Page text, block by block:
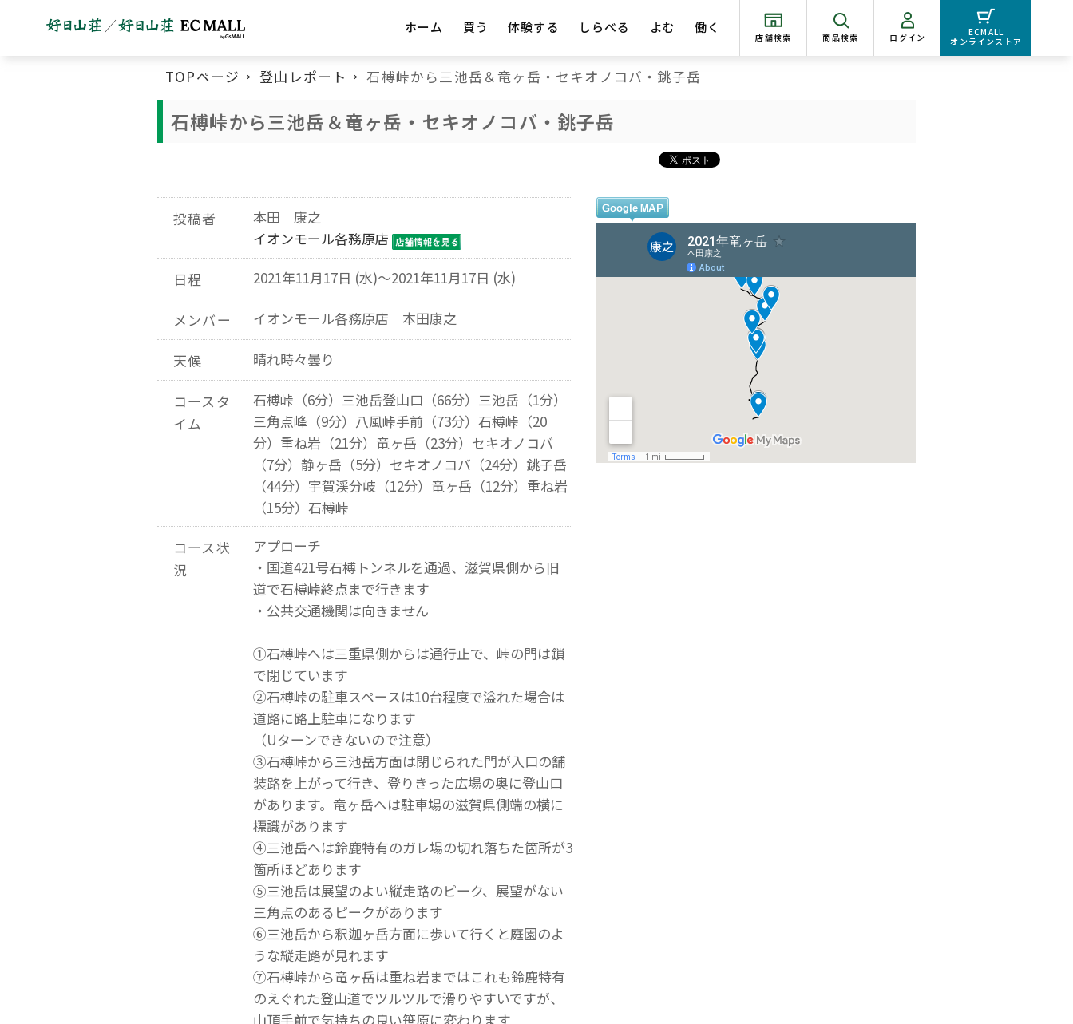
ホーム 買う 体験する しらべる よむ 働く
店舗検索 商品検索 ログイン
ECMALL
オンラインストア
TOPページ 登山レポート 石榑峠から三池岳＆竜ヶ岳・セキオノコバ・銚子岳
石榑峠から三池岳＆竜ヶ岳・セキオノコバ・銚子岳
投稿者
本田 康之
イオンモール各務原店
日程 2021年11月17日 (水)～2021年11月17日 (水)
メンバー イオンモール各務原店 本田康之
天候 晴れ時々曇り
コースタ
イム
石榑峠（6分）三池岳登山口（66分）三池岳（1分）
三角点峰（9分）八風峠手前（73分）石榑峠（20
分）重ね岩（21分）竜ヶ岳（23分）セキオノコバ
（7分）静ヶ岳（5分）セキオノコバ（24分）銚子岳
（44分）宇賀渓分岐（12分）竜ヶ岳（12分）重ね岩
（15分）石榑峠
コース状
況
アプローチ
・国道421号石榑トンネルを通過、滋賀県側から旧
道で石榑峠終点まで行きます
・公共交通機関は向きません
①石榑峠へは三重県側からは通行止で、峠の門は鎖
で閉じています
②石榑峠の駐車スペースは10台程度で溢れた場合は
道路に路上駐車になります
（Uターンできないので注意）
③石榑峠から三池岳方面は閉じられた門が入口の舗
装路を上がって行き、登りきった広場の奥に登山口
があります。竜ヶ岳へは駐車場の滋賀県側端の横に
標識があります
④三池岳へは鈴鹿特有のガレ場の切れ落ちた箇所が3
箇所ほどあります
⑤三池岳は展望のよい縦走路のピーク、展望がない
三角点のあるピークがあります
⑥三池岳から釈迦ヶ岳方面に歩いて行くと庭園のよ
うな縦走路が見れます
⑦石榑峠から竜ヶ岳は重ね岩まではこれも鈴鹿特有
のえぐれた登山道でツルツルで滑りやすいですが、
山頂手前で気持ちの良い笹原に変わります